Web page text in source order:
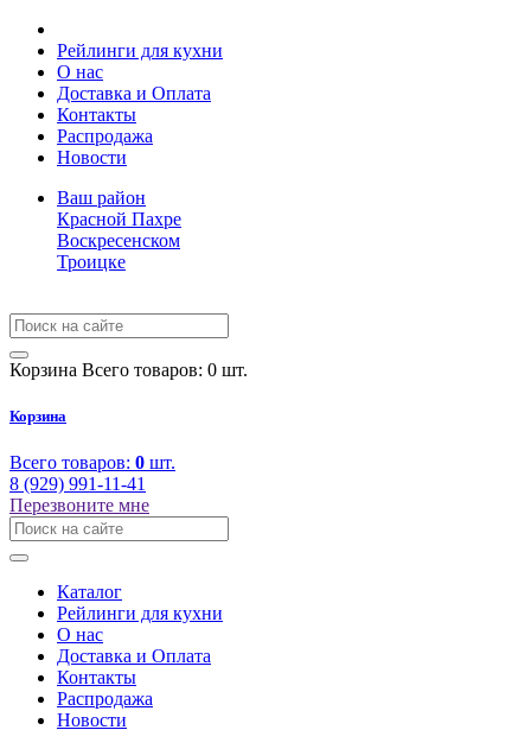
Рейлинги для кухни
О нас
Доставка и Оплата
Контакты
Распродажа
Новости
Ваш район
Красной Пахре
Воскресенском
Троицке
Корзина Всего товаров: 0 шт.
Корзина
Всего товаров: 0 шт.
8 (929) 991-11-41
Перезвоните мне
Каталог
Рейлинги для кухни
О нас
Доставка и Оплата
Контакты
Распродажа
Новости